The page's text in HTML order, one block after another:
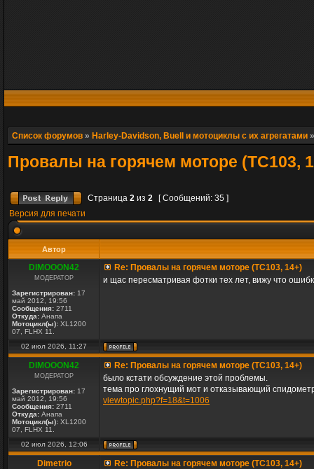
Список форумов » Harley-Davidson, Buell и мотоциклы с их агрегатами
Провалы на горячем моторе (TC103,
Страница 2 из 2
[ Сообщений: 35 ]
Версия для печати
Автор
DIMOOON42
МОДЕРАТОР
Зарегистрирован: 17
май 2012, 19:56
Сообщения: 2711
Откуда: Анапа
Мотоцикл(ы): XL1200
07, FLHX 11.
Re: Провалы на горячем моторе (TC103, 14+)
и щас пересматривая фотки тех лет, вижу что
02 июл 2026, 11:27
DIMOOON42
МОДЕРАТОР
Зарегистрирован: 17
май 2012, 19:56
Сообщения: 2711
Откуда: Анапа
Мотоцикл(ы): XL1200
07, FLHX 11.
Re: Провалы на горячем моторе (TC103, 14+)
было кстати обсуждение этой проблемы.
тема про глохнущий мот и отказывающий
viewtopic.php?f=18&t=1006
02 июл 2026, 12:06
Dimetrio
Re: Провалы на горячем моторе (TC103, 14+)